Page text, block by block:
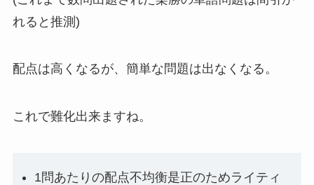
れると推測)
配点は高くなるが、簡単な問題は出なくなる。
これで難化出来ますね。
1問あたりの配点不均衡是正のためライティ